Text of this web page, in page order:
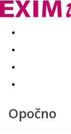
Akční nabídky
Opočno